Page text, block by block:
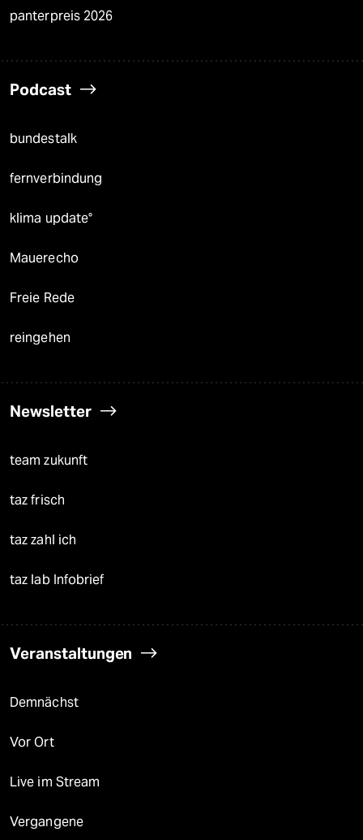
panterpreis 2026
Podcast
bundestalk
fernverbindung
klima update°
Mauerecho
Freie Rede
reingehen
Newsletter
team zukunft
taz frisch
taz zahl ich
taz lab Infobrief
Veranstaltungen
Demnächst
Vor Ort
Live im Stream
Vergangene